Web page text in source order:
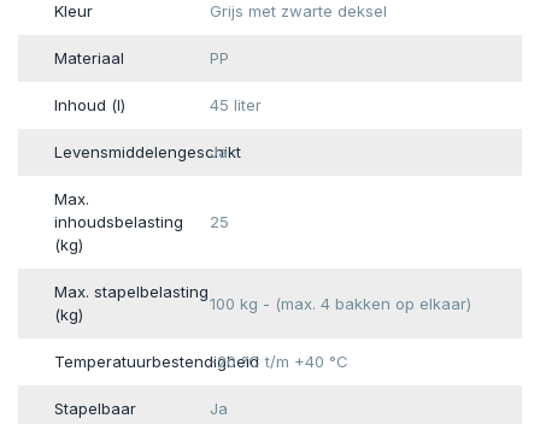
Kleur Grijs met zwarte deksel
Materiaal PP
Inhoud (l) 45 liter
Levensmiddelengeschikt
Ja
Max.
inhoudsbelasting
(kg)
25
Max. stapelbelasting
(kg)
100 kg - (max. 4 bakken op elkaar)
Temperatuurbestendigheid-20 °C t/m +40 °C
Stapelbaar Ja